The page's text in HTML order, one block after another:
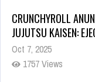
1757 Views
5 Películas de Terror
la Sangre